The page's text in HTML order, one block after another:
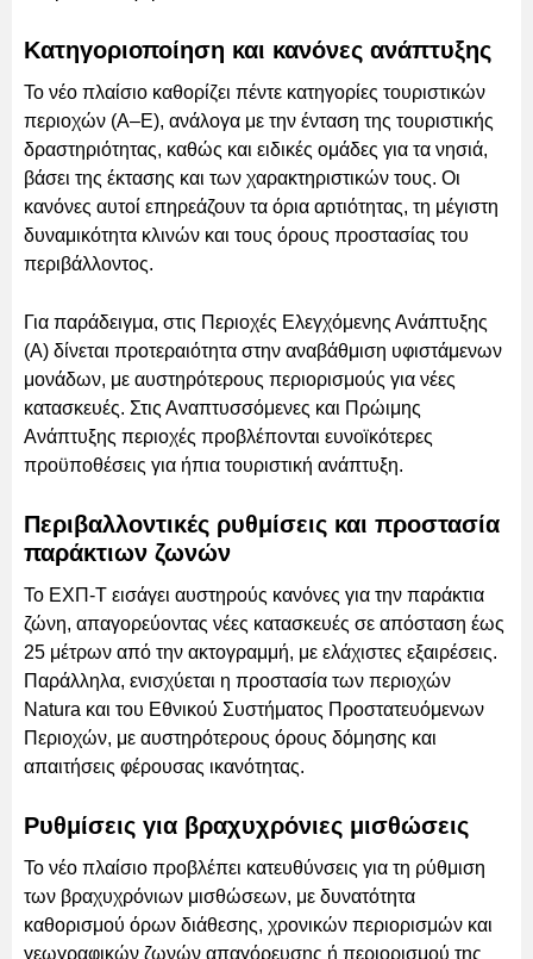
Κατηγοριοποίηση και κανόνες ανάπτυξης
Το νέο πλαίσιο καθορίζει πέντε κατηγορίες τουριστικών
περιοχών (Α–Ε), ανάλογα με την ένταση της τουριστικής
δραστηριότητας, καθώς και ειδικές ομάδες για τα νησιά,
βάσει της έκτασης και των χαρακτηριστικών τους. Οι
κανόνες αυτοί επηρεάζουν τα όρια αρτιότητας, τη μέγιστη
δυναμικότητα κλινών και τους όρους προστασίας του
περιβάλλοντος.
Για παράδειγμα, στις Περιοχές Ελεγχόμενης Ανάπτυξης
(Α) δίνεται προτεραιότητα στην αναβάθμιση υφιστάμενων
μονάδων, με αυστηρότερους περιορισμούς για νέες
κατασκευές. Στις Αναπτυσσόμενες και Πρώιμης
Ανάπτυξης περιοχές προβλέπονται ευνοϊκότερες
προϋποθέσεις για ήπια τουριστική ανάπτυξη.
Περιβαλλοντικές ρυθμίσεις και προστασία
παράκτιων ζωνών
Το ΕΧΠ-Τ εισάγει αυστηρούς κανόνες για την παράκτια
ζώνη, απαγορεύοντας νέες κατασκευές σε απόσταση έως
25 μέτρων από την ακτογραμμή, με ελάχιστες εξαιρέσεις.
Παράλληλα, ενισχύεται η προστασία των περιοχών
Natura και του Εθνικού Συστήματος Προστατευόμενων
Περιοχών, με αυστηρότερους όρους δόμησης και
απαιτήσεις φέρουσας ικανότητας.
Ρυθμίσεις για βραχυχρόνιες μισθώσεις
Το νέο πλαίσιο προβλέπει κατευθύνσεις για τη ρύθμιση
των βραχυχρόνιων μισθώσεων, με δυνατότητα
καθορισμού όρων διάθεσης, χρονικών περιορισμών και
γεωγραφικών ζωνών απαγόρευσης ή περιορισμού της